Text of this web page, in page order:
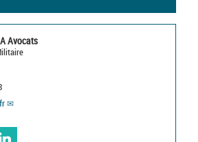
Avocats